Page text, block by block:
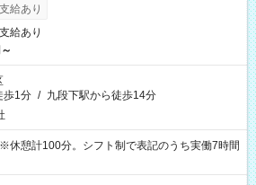
給あり
給あり
歩1分 / 九段下駅から徒歩14分
憩計100分。シフト制で表記のうち実働7時間